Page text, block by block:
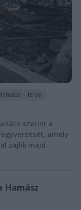
Izrael
szerint a
amely
zajlik majd.
Hamász